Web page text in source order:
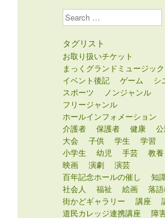
Search
タグリスト
お取り扱いチケット
まっくグランドミュージック
イベント後記
ゲーム
シ
スポーツ
ノンジャンル
フリージャンル
ホールインフォメーション
介護者
保護者 健康
大会
子供 学生 学習
小学生
幼児 手芸 教養
映画
演劇
演芸
百年記念ホールの催し
知
社会人
福祉 絵画
落
街かどギャラリー
講座
道民カレッジ連携講座
障